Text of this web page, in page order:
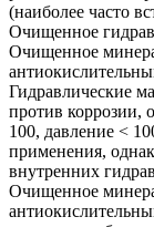
(наиболее часто
Очищенное
Очищенное
Гидравлические
против коррозии,
100, давление <
применения,
внутренних
Очищенное